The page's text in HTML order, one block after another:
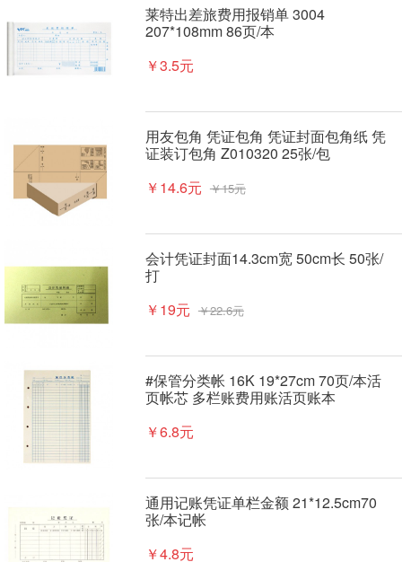
莱特出差旅费用报销单 3004
207*108mm 86页/本
￥3.5元
用友包角 凭证包角 凭证封面包角纸 凭
证装订包角 Z010320 25张/包
￥14.6元 ￥15元
会计凭证封面14.3cm宽 50cm长 50张/
打
￥19元 ￥22.6元
#保管分类帐 16K 19*27cm 70页/本活
页帐芯 多栏账费用账活页账本
￥6.8元
通用记账凭证单栏金额 21*12.5cm70
张/本记帐
￥4.8元